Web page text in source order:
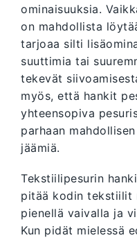
ominaisuuksia.
on mahdollista
tarjoaa silti
suuttimia tai
tekevät
myös, että hankit
yhteensopiva
parhaan
jäämiä.
Tekstiilipesurin
pitää kodin tekstiilit
pienellä vaivalla ja
Kun pidät mielessä